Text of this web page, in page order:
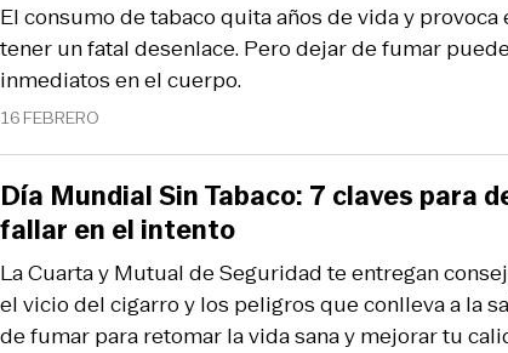
16 FEBRERO
El consumo de tabaco quita años de vida y
tener un fatal desenlace. Pero dejar de fumar
inmediatos en el cuerpo.
La Cuarta y Mutual de Seguridad te entregan
el vicio del cigarro y los peligros que conlleva a la
de fumar para retomar la vida sana y mejorar tu
Día Mundial Sin Tabaco: 7 claves para
fallar en el intento